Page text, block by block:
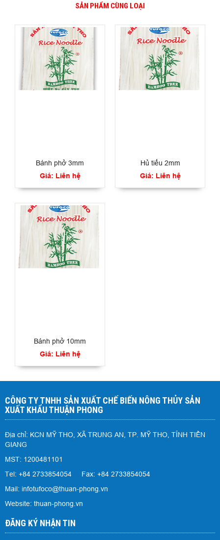
SẢN PHẨM CÙNG LOẠI
Bánh phở 3mm
Giá: Liên hệ
Hủ tiếu 2mm
Giá: Liên hệ
Bánh phở 10mm
Giá: Liên hệ
CÔNG TY TNHH SẢN XUẤT CHẾ BIẾN NÔNG THỦY SẢN
XUẤT KHẨU THUẬN PHONG
Địa chỉ: KCN MỸ THO, XÃ TRUNG AN, TP. MỸ THO, TỈNH TIỀN
GIANG
MST: 1200481101
Tel: +84 2733854054 Fax: +84 2733854054
Mail: infotufoco@thuan-phong.vn
Website: thuan-phong.vn
ĐĂNG KÝ NHẬN TIN